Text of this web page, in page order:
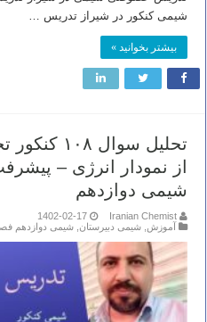
شیمی کنکور در شیراز تدریس …
بیشتر بخوانید »
شیمی دوازدهم
Iranian Chemist
1402-02-17
آموزش شیمی دبیرستان شیمی دوازدهم